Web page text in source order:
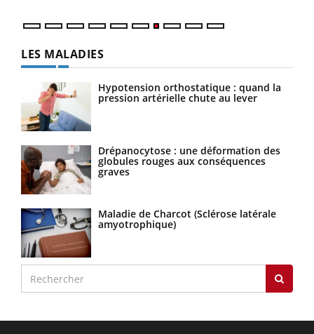
LES MALADIES
Hypotension orthostatique : quand la
pression artérielle chute au lever
Drépanocytose : une déformation des
globules rouges aux conséquences
graves
Maladie de Charcot (Sclérose latérale
amyotrophique)